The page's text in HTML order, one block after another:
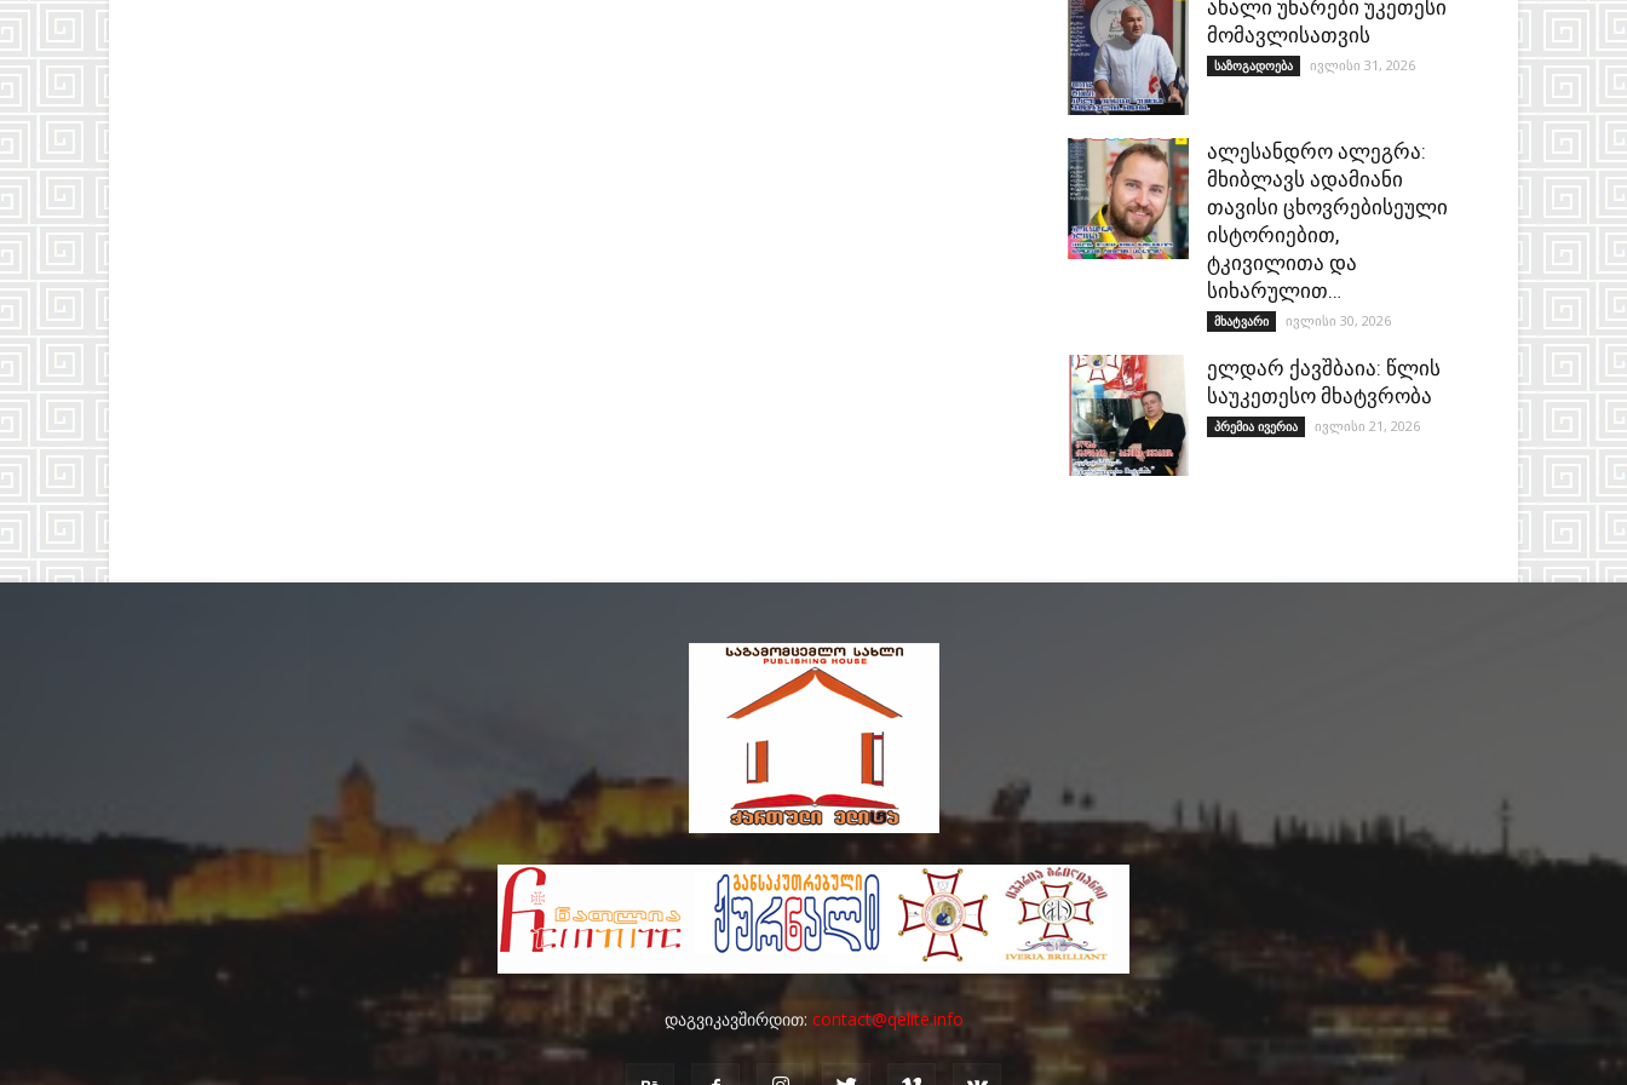
ახალი უნარები უკეთესი
მომავლისათვის
საზოგადოება ივლისი 31, 2026
ალესანდრო ალეგრა:
მხიბლავს ადამიანი
თავისი ცხოვრებისეული
ისტორიებით,
ტკივილითა და
სიხარულით…
მხატვარი ივლისი 30, 2026
ელდარ ქავშბაია: წლის
საუკეთესო მხატვრობა
პრემია ივერია ივლისი 21, 2026
დაგვიკავშირდით: contact@qelite.info